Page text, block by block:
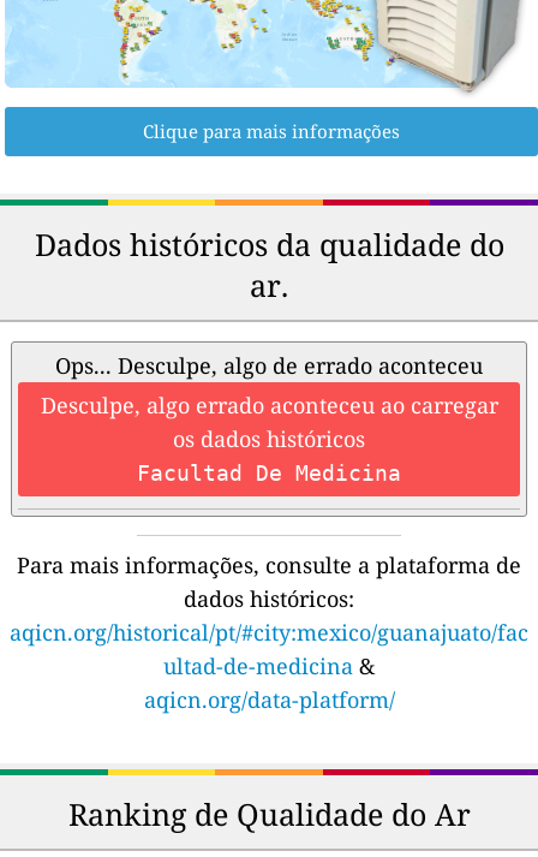
Clique para mais informações
Dados históricos da qualidade do
ar.
Ops... Desculpe, algo de errado aconteceu
Desculpe, algo errado aconteceu ao carregar
os dados históricos
Facultad De Medicina
Para mais informações, consulte a plataforma de
dados históricos:
aqicn.org/historical/pt/#city:mexico/guanajuato/fac
ultad-de-medicina &
aqicn.org/data-platform/
Ranking de Qualidade do Ar